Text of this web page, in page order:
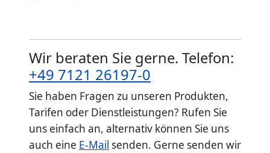
Wir beraten Sie gerne. Telefon:
+49 7121 26197-0
Sie haben Fragen zu unseren Produkten,
Tarifen oder Dienstleistungen? Rufen Sie
uns einfach an, alternativ können Sie uns
auch eine E-Mail senden. Gerne senden wir